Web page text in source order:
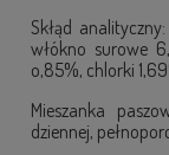
Skłąd
włókno surowe
o,85%, chlorki
Mieszanka
dziennej,